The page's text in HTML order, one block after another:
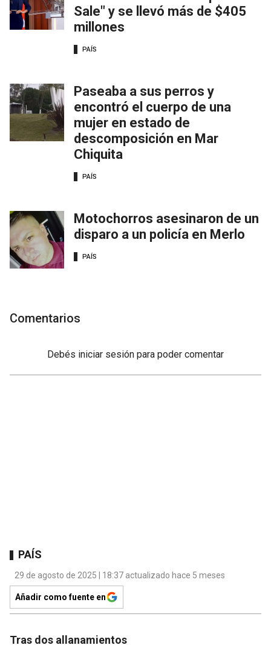
Sale" y se llevó más de $405
millones
PAÍS
Paseaba a sus perros y
encontró el cuerpo de una
mujer en estado de
descomposición en Mar
Chiquita
PAÍS
Motochorros asesinaron de un
disparo a un policía en Merlo
PAÍS
Comentarios
Debés iniciar sesión para poder comentar
PAÍS
29 de agosto de 2025 | 18:37 actualizado hace 5 meses
Añadir como fuente en
Tras dos allanamientos